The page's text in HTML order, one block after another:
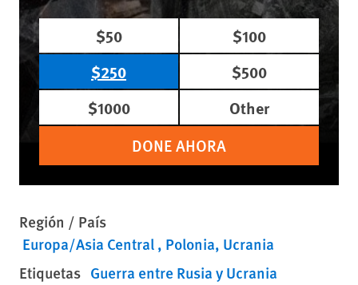
$50
$100
$250
$500
$1000
Other
DONE AHORA
Región / País
Europa/Asia Central Polonia Ucrania
Etiquetas Guerra entre Rusia y Ucrania